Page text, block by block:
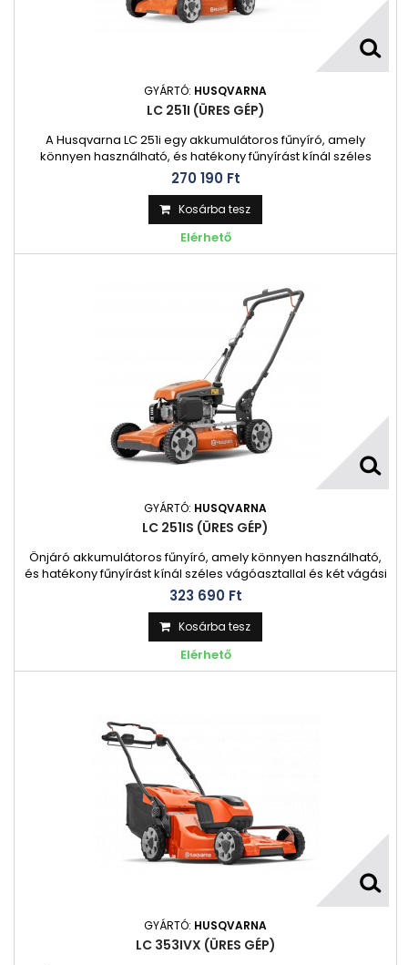
GYÁRTÓ: HUSQVARNA
LC 251I (ÜRES GÉP)
A Husqvarna LC 251i egy akkumulátoros fűnyíró, amely
könnyen használható, és hatékony fűnyírást kínál széles
vágóasztallal és két vágási módszerrel – összegyűjtéssel és
oldalsó kisütéssel. Ideális közepes méretű és nagy kertekhez,
és a kettős akkumulátorfoglalattal hosszabb ideig nyírhat,
mielőtt fel kellene töltenie.
270 190 Ft‎
Kosárba tesz
Elérhető
GYÁRTÓ: HUSQVARNA
LC 251IS (ÜRES GÉP)
Önjáró akkumulátoros fűnyíró, amely könnyen használható,
és hatékony fűnyírást kínál széles vágóasztallal és két vágási
módszerrel – begyűjtéssel és oldalsó kisütéssel. Ideális
közepes és nagy kertekhez, önjáróként pedig kisebb
erőfeszítéssel nyírható. A dupla akkumulátornyílásnak
köszönhetően hosszabb ideig nyírhat, mielőtt fel kellene
töltenie, és a...
323 690 Ft‎
Kosárba tesz
Elérhető
GYÁRTÓ: HUSQVARNA
LC 353IVX (ÜRES GÉP)